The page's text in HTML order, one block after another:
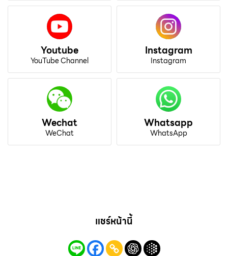
Youtube
YouTube Channel
Instagram
Instagram
Wechat
WeChat
Whatsapp
WhatsApp
แชร์หน้านี้